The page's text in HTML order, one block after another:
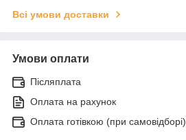
Всі умови доставки
Умови оплати
Післяплата
Оплата на рахунок
Оплата готівкою (при самовідборі)